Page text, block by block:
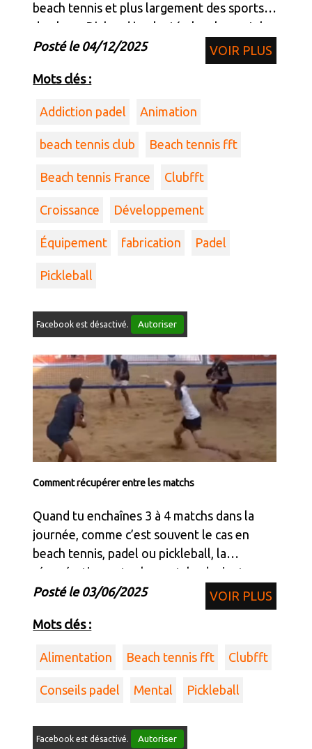
beach tennis et plus largement des sports
de plage. D'abord implantée localement, la
marque est aujourd'hui solidement établie
en France et s'exporte désormais à
l'étranger, porté
Posté le 04/12/2025 VOIR PLUS
Mots clés :
Addiction padel Animation
beach tennis club Beach tennis fft
Beach tennis France Clubfft
Croissance Développement
Équipement fabrication Padel
Pickleball
Facebook est désactivé. Autoriser
Comment récupérer entre les matchs
Quand tu enchaînes 3 à 4 matchs dans la
journée, comme c’est souvent le cas en
beach tennis, padel ou pickleball, la
récupération entre les matchs devient
cruciale pour éviter la baisse de régime, les
Posté le 03/06/2025 VOIR PLUS
Mots clés :
Alimentation Beach tennis fft Clubfft
Conseils padel Mental Pickleball
Facebook est désactivé. Autoriser